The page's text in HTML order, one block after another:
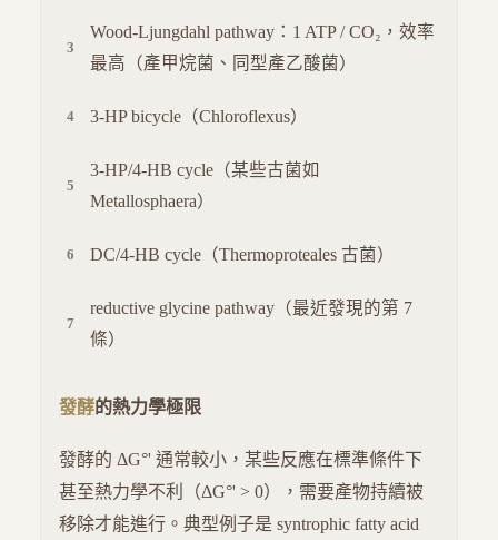
Wood-Ljungdahl pathway：1 ATP / CO₂，效率
最高（產甲烷菌、同型產乙酸菌）
3-HP bicycle（Chloroflexus）
3-HP/4-HB cycle（某些古菌如
Metallosphaera）
DC/4-HB cycle（Thermoproteales 古菌）
reductive glycine pathway（最近發現的第 7
條）
發酵的熱力學極限
發酵的 ΔG°' 通常較小，某些反應在標準條件下
甚至熱力學不利（ΔG°' > 0），需要產物持續被
移除才能進行。典型例子是 syntrophic fatty acid